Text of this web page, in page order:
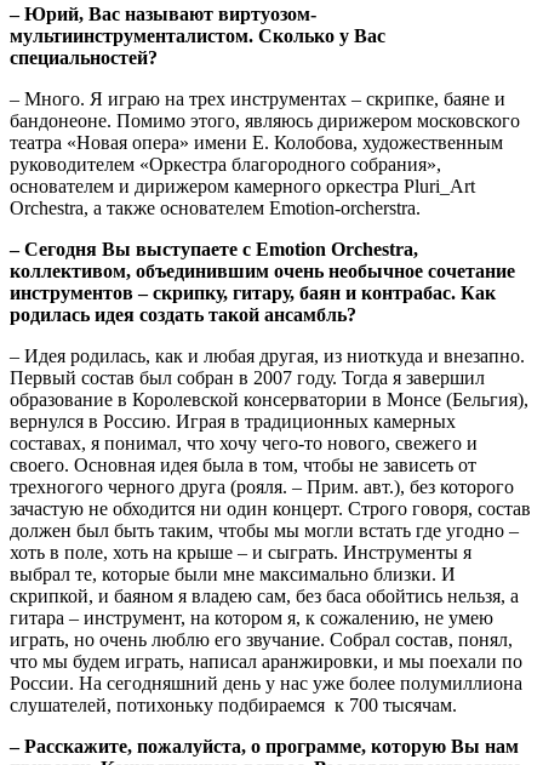
– Юрий, Вас называют виртуозом-
мультиинструменталистом. Сколько у Вас
специальностей?
– Много. Я играю на трех инструментах – скрипке, баяне и
бандонеоне. Помимо этого, являюсь дирижером московского
театра «Новая опера» имени Е. Колобова, художественным
руководителем «Оркестра благородного собрания»,
основателем и дирижером камерного оркестра Pluri_Art
Orchestra, а также основателем Emotion-orcherstra.
– Сегодня Вы выступаете с Emotion Orchestra,
коллективом, объединившим очень необычное сочетание
инструментов – скрипку, гитару, баян и контрабас. Как
родилась идея создать такой ансамбль?
– Идея родилась, как и любая другая, из ниоткуда и внезапно.
Первый состав был собран в 2007 году. Тогда я завершил
образование в Королевской консерватории в Монсе (Бельгия),
вернулся в Россию. Играя в традиционных камерных
составах, я понимал, что хочу чего-то нового, свежего и
своего. Основная идея была в том, чтобы не зависеть от
трехногого черного друга (рояля. – Прим. авт.), без которого
зачастую не обходится ни один концерт. Строго говоря, состав
должен был быть таким, чтобы мы могли встать где угодно –
хоть в поле, хоть на крыше – и сыграть. Инструменты я
выбрал те, которые были мне максимально близки. И
скрипкой, и баяном я владею сам, без баса обойтись нельзя, а
гитара – инструмент, на котором я, к сожалению, не умею
играть, но очень люблю его звучание. Собрал состав, понял,
что мы будем играть, написал аранжировки, и мы поехали по
России. На сегодняшний день у нас уже более полумиллиона
слушателей, потихоньку подбираемся к 700 тысячам.
– Расскажите, пожалуйста, о программе, которую Вы нам